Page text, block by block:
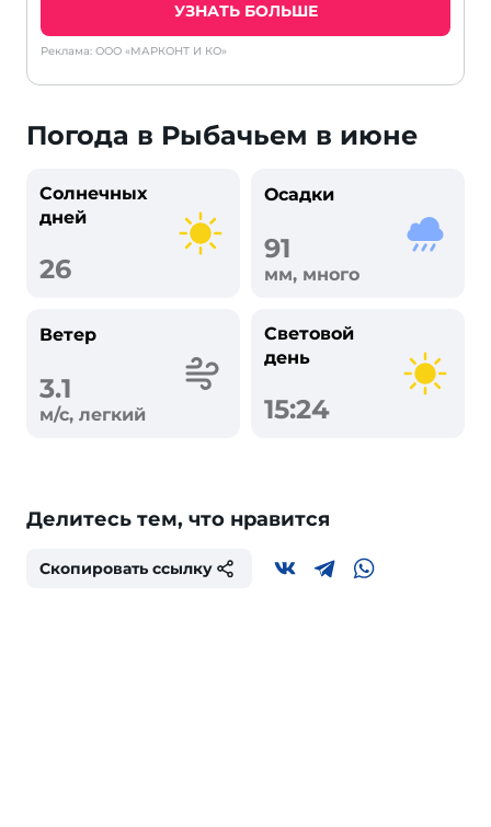
УЗНАТЬ БОЛЬШЕ
Реклама: ООО «МАРКОНТ И КО»
Погода в Рыбачьем в июне
Солнечных
дней
26
Осадки
91
мм, много
Ветер
3.1
м/с, легкий
Световой
день
15:24
Делитесь тем, что нравится
Скопировать ссылку